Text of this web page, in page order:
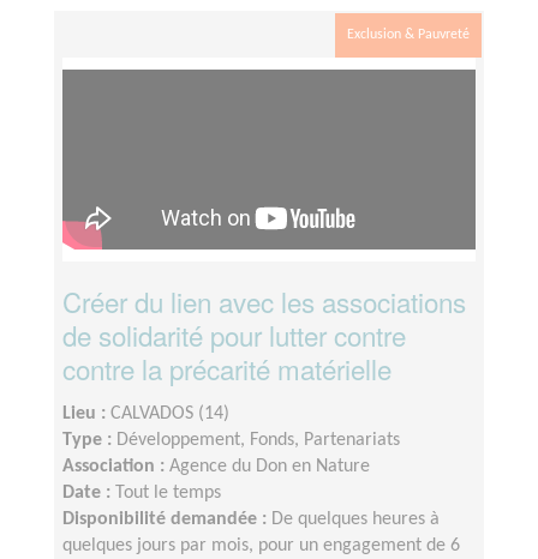
Exclusion & Pauvreté
Créer du lien avec les associations
de solidarité pour lutter contre
contre la précarité matérielle
Lieu : CALVADOS (14)
Type : Développement, Fonds, Partenariats
Association : Agence du Don en Nature
Date :
Tout le temps
Disponibilité demandée : De quelques heures à
quelques jours par mois, pour un engagement de 6